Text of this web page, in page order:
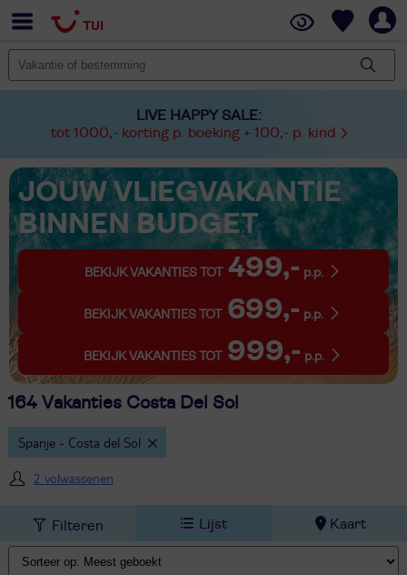
LIVE HAPPY SALE:
tot 1000,- korting p. boeking + 100,- p. kind
JOUW VLIEGVAKANTIE
BINNEN BUDGET
BEKIJK VAKANTIES TOT 499,- p.p.
BEKIJK VAKANTIES TOT 699,- p.p.
BEKIJK VAKANTIES TOT 999,- p.p.
164 Vakanties Costa Del Sol
Spanje - Costa del Sol
2 volwassenen
Filteren Lijst Kaart